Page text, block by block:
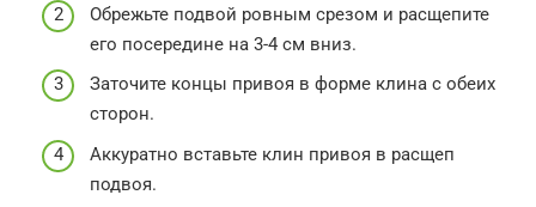
Обрежьте подвой ровным срезом и расщепите
его посередине на 3-4 см вниз.
Заточите концы привоя в форме клина с обеих
сторон.
Аккуратно вставьте клин привоя в расщеп
подвоя.